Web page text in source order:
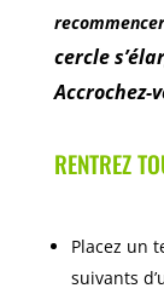
cercle
Accrochez-
RENTREZ
Placez un
suivants